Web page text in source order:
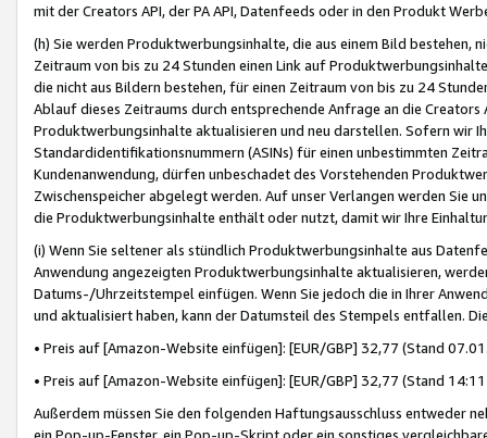
mit der Creators API, der PA API, Datenfeeds oder in den Produkt
(h) Sie werden Produktwerbungsinhalte, die aus einem Bild bestehen,
Zeitraum von bis zu 24 Stunden einen Link auf
die nicht aus Bildern bestehen, für einen Zeitraum von bis zu 24
Ablauf dieses Zeitraums durch entsprechende Anfrage an die
Produktwerbungsinhalte aktualisieren und neu darstellen. Sofern wir
Standardidentifikationsnummern (ASINs) für einen unbestimmten
Kundenanwendung, dürfen unbeschadet des Vorstehenden
Zwischenspeicher abgelegt werden. Auf unser Verlangen werden Sie
die Produktwerbungsinhalte enthält oder nutzt, damit wir Ihre
(i) Wenn Sie seltener als stündlich Produktwerbungsinhalte aus
Anwendung angezeigten Produktwerbungsinhalte aktualisieren,
Datums-/Uhrzeitstempel einfügen. Wenn Sie jedoch die in Ihrer
und aktualisiert haben, kann der Datumsteil des Stempels entfallen.
• Preis auf [Amazon-Website einfügen]: [EUR/GBP] 32,77 (Stand
• Preis auf [Amazon-Website einfügen]: [EUR/GBP] 32,77 (Stand
Außerdem müssen Sie den folgenden Haftungsausschluss entweder
ein Pop-up-Fenster, ein Pop-up-Skript oder ein sonstiges